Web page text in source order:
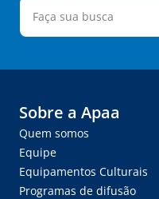
Sobre a Apaa
Quem somos
Equipe
Equipamentos Culturais
Programas de difusão